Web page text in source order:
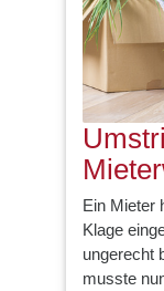
Ein Mieter
Klage
ungerecht
musste